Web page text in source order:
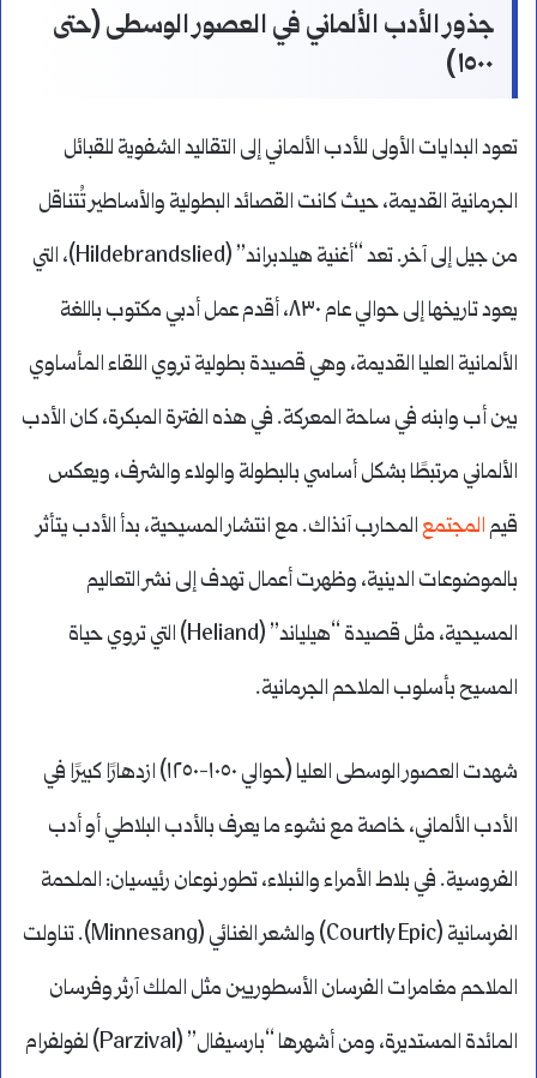
جذور الأدب الألماني في العصور الوسطى (حتى
١٥٠٠)
تعود البدايات الأولى للأدب الألماني إلى التقاليد الشفوية للقبائل
الجرمانية القديمة، حيث كانت القصائد البطولية والأساطير تُتناقل
من جيل إلى آخر. تعد “أغنية هيلدبراند” (Hildebrandslied)، التي
يعود تاريخها إلى حوالي عام ٨٣٠، أقدم عمل أدبي مكتوب باللغة
الألمانية العليا القديمة، وهي قصيدة بطولية تروي اللقاء المأساوي
بين أب وابنه في ساحة المعركة. في هذه الفترة المبكرة، كان الأدب
الألماني مرتبطًا بشكل أساسي بالبطولة والولاء والشرف، ويعكس
قيمالمجتمع المحارب آنذاك. مع انتشار المسيحية، بدأ الأدب يتأثر
بالموضوعات الدينية، وظهرت أعمال تهدف إلى نشر التعاليم
المسيحية، مثل قصيدة “هيلياند” (Heliand) التي تروي حياة
المسيح بأسلوب الملاحم الجرمانية.
شهدت العصور الوسطى العليا (حوالي ١٠٥٠-١٢٥٠) ازدهارًا كبيرًا في
الأدب الألماني، خاصة مع نشوء ما يعرف بالأدب البلاطي أو أدب
الفروسية. في بلاط الأمراء والنبلاء، تطور نوعان رئيسيان: الملحمة
الفرسانية (Courtly Epic) والشعر الغنائي (Minnesang). تناولت
الملاحم مغامرات الفرسان الأسطوريين مثل الملك آرثر وفرسان
المائدة المستديرة، ومن أشهرها “بارسيفال” (Parzival) لفولفرام